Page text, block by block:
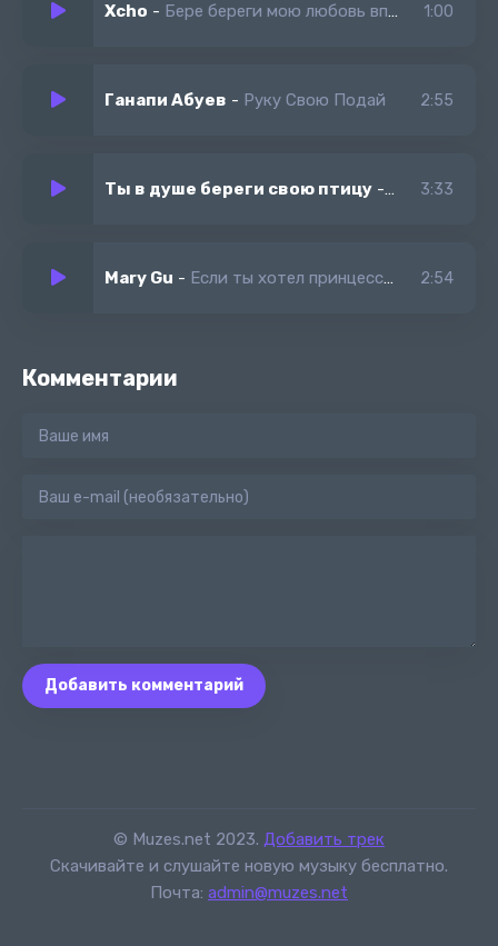
В какой-то дурацкий клуб
Xcho - Бере береги мою любовь впере впереди моя душа 1:00
Ганапи Абуев - Руку Свою Подай 2:55
Ты в душе береги свою птицу - Polnalyubvi
3:33
Mary Gu - Если ты хотел принцессу из диснея 2:54
Комментарии
Добавить комментарий
© Muzes.net 2023. Добавить трек
Скачивайте и слушайте новую музыку бесплатно.
Почта: admin@muzes.net